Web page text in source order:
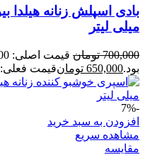
میلی لیتر
700,000 تومان
بود.650,000 تومانقیمت فعلی: 650,000 تومان.
-7%
افزودن به سبد خرید
مشاهده سریع
مقایسه